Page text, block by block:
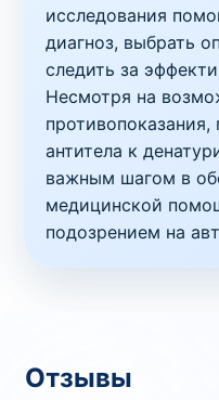
исследования
диагноз, выбрать
следить за
Несмотря на
противопоказания,
антитела к
важным шагом в
медицинской
подозрением на
Отзывы